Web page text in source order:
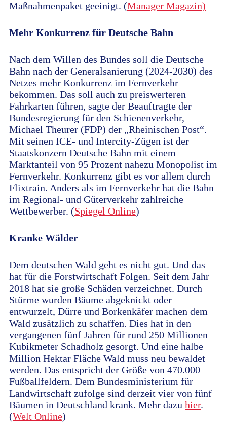
Maßnahmenpaket geeinigt. (Manager Magazin)
Mehr Konkurrenz für Deutsche Bahn
Nach dem Willen des Bundes soll die Deutsche
Bahn nach der Generalsanierung (2024-2030) des
Netzes mehr Konkurrenz im Fernverkehr
bekommen. Das soll auch zu preiswerteren
Fahrkarten führen, sagte der Beauftragte der
Bundesregierung für den Schienenverkehr,
Michael Theurer (FDP) der „Rheinischen Post“.
Mit seinen ICE- und Intercity-Zügen ist der
Staatskonzern Deutsche Bahn mit einem
Marktanteil von 95 Prozent nahezu Monopolist im
Fernverkehr. Konkurrenz gibt es vor allem durch
Flixtrain. Anders als im Fernverkehr hat die Bahn
im Regional- und Güterverkehr zahlreiche
Wettbewerber. (Spiegel Online)
Kranke Wälder
Dem deutschen Wald geht es nicht gut. Und das
hat für die Forstwirtschaft Folgen. Seit dem Jahr
2018 hat sie große Schäden verzeichnet. Durch
Stürme wurden Bäume abgeknickt oder
entwurzelt, Dürre und Borkenkäfer machen dem
Wald zusätzlich zu schaffen. Dies hat in den
vergangenen fünf Jahren für rund 250 Millionen
Kubikmeter Schadholz gesorgt. Und eine halbe
Million Hektar Fläche Wald muss neu bewaldet
werden. Das entspricht der Größe von 470.000
Fußballfeldern. Dem Bundesministerium für
Landwirtschaft zufolge sind derzeit vier von fünf
Bäumen in Deutschland krank. Mehr dazu hier.
(Welt Online)